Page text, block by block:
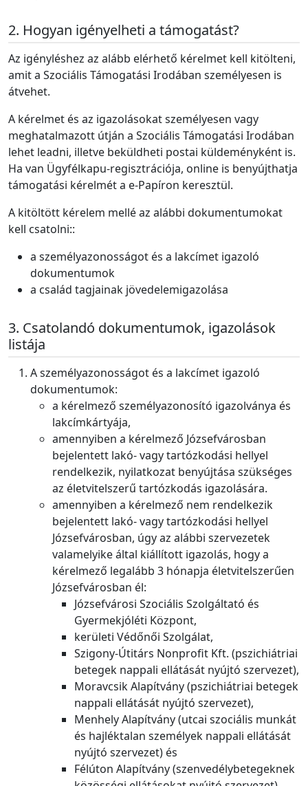
Hogyan igényelheti a támogatást?
Az igényléshez az alább elérhető kérelmet kell kitölteni,
amit a Szociális Támogatási Irodában személyesen is
átvehet.
A kérelmet és az igazolásokat személyesen vagy
meghatalmazott útján a Szociális Támogatási Irodában
lehet leadni, illetve beküldheti postai küldeményként is.
Ha van Ügyfélkapu-regisztrációja, online is benyújthatja
támogatási kérelmét a e-Papíron keresztül.
A kitöltött kérelem mellé az alábbi dokumentumokat
kell csatolni::
a személyazonosságot és a lakcímet igazoló
dokumentumok
a család tagjainak jövedelemigazolása
Csatolandó dokumentumok, igazolások
listája
A személyazonosságot és a lakcímet igazoló
dokumentumok:
a kérelmező személyazonosító igazolványa és
lakcímkártyája,
amennyiben a kérelmező Józsefvárosban
bejelentett lakó- vagy tartózkodási hellyel
rendelkezik, nyilatkozat benyújtása szükséges
az életvitelszerű tartózkodás igazolására.
amennyiben a kérelmező nem rendelkezik
bejelentett lakó- vagy tartózkodási hellyel
Józsefvárosban, úgy az alábbi szervezetek
valamelyike által kiállított igazolás, hogy a
kérelmező legalább 3 hónapja életvitelszerűen
Józsefvárosban él:
Józsefvárosi Szociális Szolgáltató és
Gyermekjóléti Központ,
kerületi Védőnői Szolgálat,
Szigony-Útitárs Nonprofit Kft. (pszichiátriai
betegek nappali ellátását nyújtó szervezet),
Moravcsik Alapítvány (pszichiátriai betegek
nappali ellátását nyújtó szervezet),
Menhely Alapítvány (utcai szociális munkát
és hajléktalan személyek nappali ellátását
nyújtó szervezet) és
Félúton Alapítvány (szenvedélybetegeknek